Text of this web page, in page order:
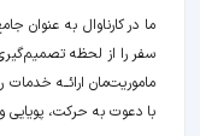
ما در کارناوال به عنوان
سفر را از لحظه‌
ماموریت‌مان اراﺋــﻪ
با دعوت به حرکت،